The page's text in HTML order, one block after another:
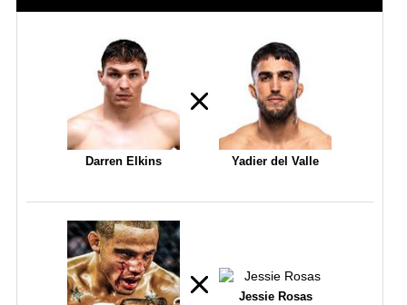
Darren Elkins Yadier del Valle
Jessie Rosas